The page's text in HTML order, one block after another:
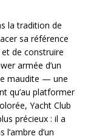
la tradition de
sa référence
de construire
armée d’un
maudite — une
qu’au platformer
Yacht Club
précieux : il a
d’un